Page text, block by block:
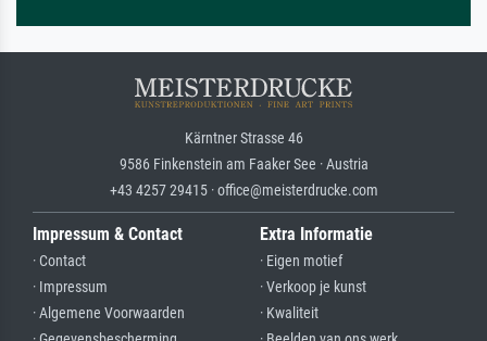
Kärntner Strasse 46
9586 Finkenstein am Faaker See · Austria
+43 4257 29415 · office@meisterdrucke.com
Impressum & Contact
· Contact
· Impressum
· Algemene Voorwaarden
Extra Informatie
· Eigen motief
· Verkoop je kunst
· Kwaliteit